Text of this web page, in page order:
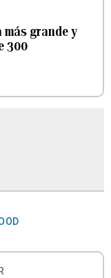
más grande y
300